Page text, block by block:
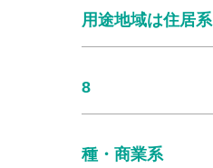
用途地域は住居系
8
種・商業系